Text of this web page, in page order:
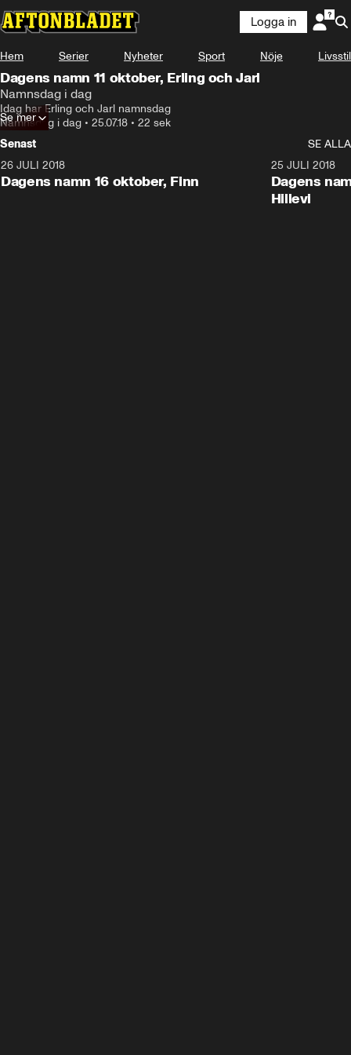
Logga in
Hem Serier Nyheter Sport Nöje Livsstil
Dagens namn 11 oktober, Erling och Jarl
Namnsdag i dag
Idag har Erling och Jarl namnsdag
Namnsdag i dag • 25.07.18 • 22 sek
Se mer
Senast
SE ALLA
26 JULI 2018
Dagens namn 16 oktober, Finn
25 JULI 2018
Dagens
Hillevi